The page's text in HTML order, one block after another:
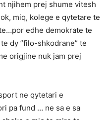
njihem prej shume vitesh
miq, kolege e qytetare te
edhe demokrate te
dy ”filo-shkodrane” te
origjine nuk jam prej
ne qytetari e
pa fund … ne sa e sa